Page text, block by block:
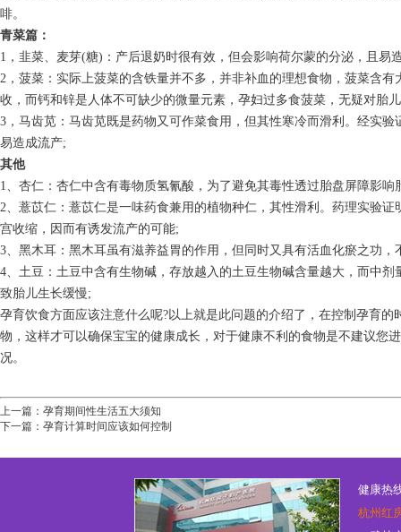
啡。
青菜篇：
1，韭菜、麦芽(糖)：产后退奶时很有效，但会影响荷尔蒙的分泌，且易
2，菠菜：实际上菠菜的含铁量并不多，并非补血的理想食物，菠菜含
收，而钙和锌是人体不可缺少的微量元素，孕妇过多食菠菜，无疑对胎
3，马齿苋：马齿苋既是药物又可作菜食用，但其性寒冷而滑利。经实
易造成流产;
其他
1、杏仁：杏仁中含有毒物质氢氰酸，为了避免其毒性透过胎盘屏障影响
2、薏苡仁：薏苡仁是一味药食兼用的植物种仁，其性滑利。药理实验
宫收缩，因而有诱发流产的可能;
3、黑木耳：黑木耳虽有滋养益胃的作用，但同时又具有活血化瘀之功
4、土豆：土豆中含有生物碱，存放越入的土豆生物碱含量越大，而中
致胎儿生长缓慢;
孕育饮食方面应该注意什么呢?以上就是此问题的介绍了，在控制孕育
物，这样才可以确保宝宝的健康成长，对于健康不利的食物是不建议您
况。
上一篇： 孕育期间性生活五大须知
下一篇： 孕育计算时间应该如何控制
健康热
杭州红